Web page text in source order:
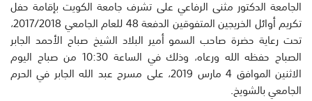
الجامعة الدكتور مثنى الرفاعي على تشرف جامعة الكويت بإقامة حفل
تكريم أوائل الخريجين المتفوقين الدفعة 48 للعام الجامعي 2017/2018،
تحت رعاية حضرة صاحب السمو أمير البلاد الشيخ صباح الأحمد الجابر
الصباح حفظه الله ورعاه، وذلك في الساعة 10:30 من صباح اليوم
الاثنين الموافق 4 مارس 2019، على مسرح عبد الله الجابر في الحرم
الجامعي بالشويخ.